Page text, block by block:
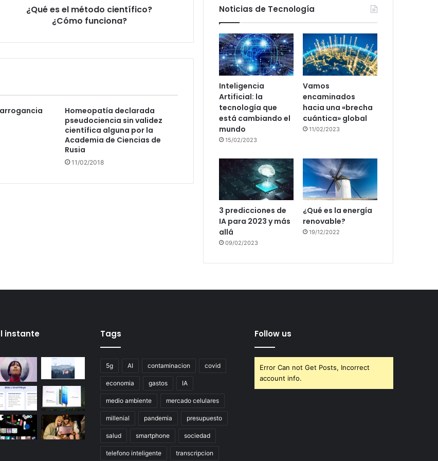
¿Qué es el método científico?
¿Cómo funciona?
Homeopatía declarada
pseudociencia sin validez
científica alguna por la
Academia de Ciencias de
Rusia
11/02/2018
Noticias de Tecnología
Inteligencia
Artificial: la
tecnología que
está cambiando el
mundo
15/02/2023
Vamos
encaminados
hacia una «brecha
cuántica» global
11/02/2023
3 predicciones de
IA para 2023 y más
allá
09/02/2023
¿Qué es la energía
renovable?
19/12/2022
instante Tags
5g AI contaminacion covid
economia gastos IA
medio ambiente mercado celulares
millenial pandemia presupuesto
salud smartphone sociedad
telefono inteligente transcripcion
Follow us
Error Can not Get Posts, Incorrect
account info.